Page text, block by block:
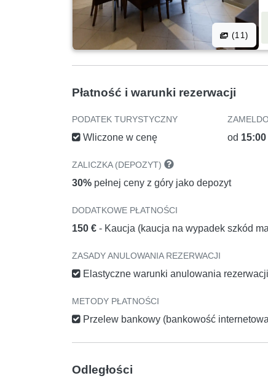
(11)
Płatność i warunki rezerwacji
PODATEK TURYSTYCZNY
Wliczone w cenę od 15:00
ZALICZKA (DEPOZYT)
30% pełnej ceny z góry jako depozyt
DODATKOWE PŁATNOŚCI
150 € - Kaucja (kaucja na wypadek szkód
ZASADY ANULOWANIA REZERWACJI
Elastyczne warunki anulowania rezerwacji
METODY PŁATNOŚCI
Przelew bankowy (bankowość
Odległości